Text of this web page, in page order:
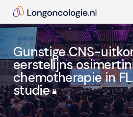
main
content
Gunstige CNS-
eerstelijns
chemotherapie in
studie